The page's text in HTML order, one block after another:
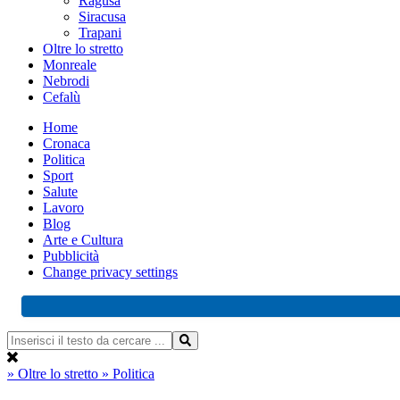
Siracusa
Trapani
Oltre lo stretto
Monreale
Nebrodi
Cefalù
Home
Cronaca
Politica
Sport
Salute
Lavoro
Blog
Arte e Cultura
Pubblicità
Change privacy settings
» Oltre lo stretto » Politica